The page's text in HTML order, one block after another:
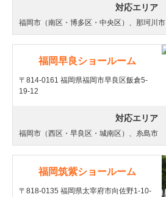
対応エリア
福岡市（南区・博多区・中央区）、那珂川市
福岡早良ショールーム
〒814-0161 福岡県福岡市早良区飯倉5-
19-12
対応エリア
福岡市（西区・早良区・城南区）、糸島市
福岡筑紫ショールーム
〒818-0135 福岡県太宰府市向佐野1-10-